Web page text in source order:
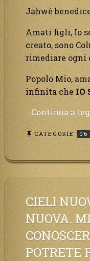
Jahwè
Amati figli, Io
creato, sono
rimediare ogni
Popolo Mio,
infinita che IO
…Continua a
CATEGORIE 06
CIELI
NUOVA.
POTRETE